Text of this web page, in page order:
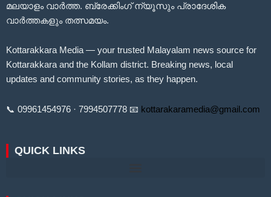
മലയാളം വാർത്ത. ബ്രേക്കിംഗ് ന്യൂസും പ്രാദേശിക
വാർത്തകളും തത്സമയം.
Kottarakkara Media — your trusted Malayalam news source for
Kottarakkara and the Kollam district. Breaking news, local
updates and community stories, as they happen.
📞 09961454976 · 7994507778 📧 kottarakaramedia@gmail.com
QUICK LINKS